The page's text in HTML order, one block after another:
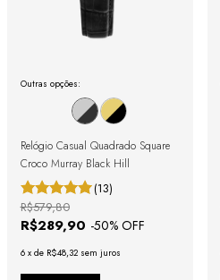
Outras opções:
Relógio Casual Quadrado Square
Croco Murray Black Hill
(13)
R$289,90 -50% OFF
R$579,80
6 x de R$48,32 sem juros